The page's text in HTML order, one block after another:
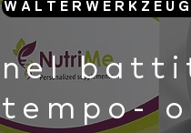
W A L T E R W E R K Z E U G
nel
tempo-